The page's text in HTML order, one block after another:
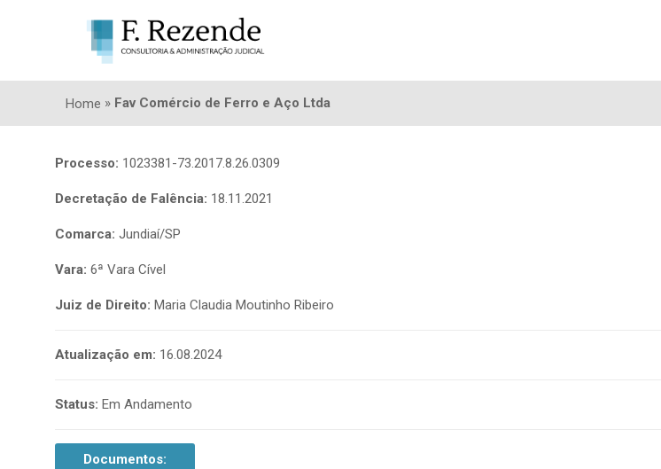
Home » Fav Comércio de Ferro e Aço Ltda
Processo: 1023381-73.2017.8.26.0309
Decretação de Falência: 18.11.2021
Comarca: Jundiaí/SP
Vara: 6ª Vara Cível
Juiz de Direito: Maria Claudia Moutinho Ribeiro
Atualização em: 16.08.2024
Status: Em Andamento
Documentos: